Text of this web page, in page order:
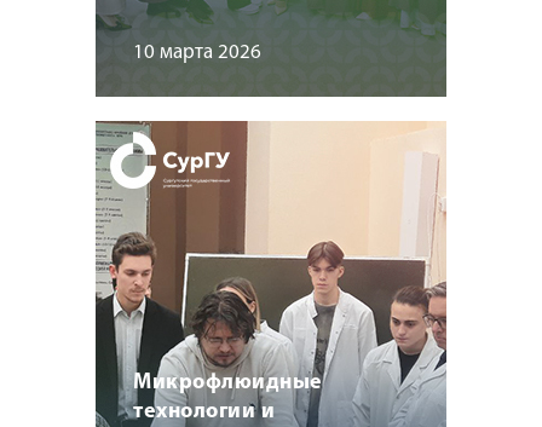
10 марта 2026
Микрофлюидные
технологии и